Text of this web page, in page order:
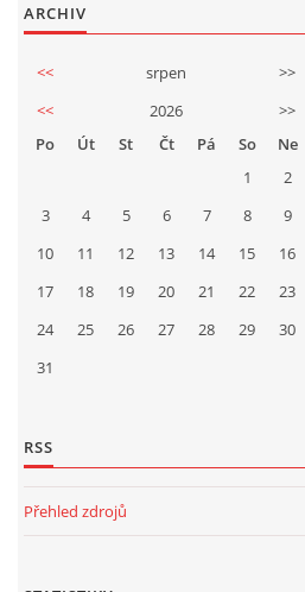
ARCHIV
<< srpen
>>
<<
2026
>>
Po
Út St Čt Pá So
Ne
1
2
3
4 5 6 7 8
9
10
11 12 13 14 15
16
17
18 19 20 21 22
23
24
25 26 27 28 29
30
31
RSS
Přehled zdrojů